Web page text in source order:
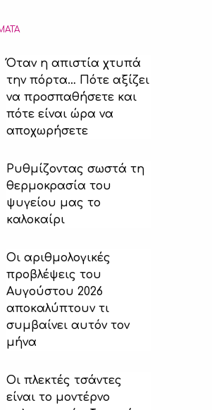
Όταν η απιστία χτυπά
την πόρτα… Πότε αξίζει
να προσπαθήσετε και
πότε είναι ώρα να
αποχωρήσετε
Ρυθμίζοντας σωστά τη
θερμοκρασία του
ψυγείου μας το
καλοκαίρι
Οι αριθμολογικές
προβλέψεις του
Αυγούστου 2026
αποκαλύπτουν τι
συμβαίνει αυτόν τον
μήνα
Οι πλεκτές τσάντες
είναι το μοντέρνο